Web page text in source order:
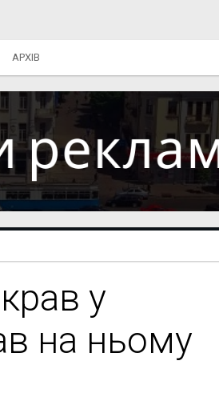
АРХІВ
у
на ньому